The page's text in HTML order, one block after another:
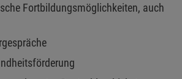
Fortbildungsmöglichkeiten, auch